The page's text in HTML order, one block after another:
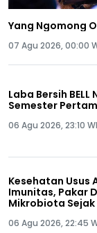
Yang Ngomong
07 Agu 2026, 00:00
Laba Bersih
Semester
06 Agu 2026, 23:10
Kesehatan Usus
Imunitas, Pakar
Mikrobiota Sejak
06 Agu 2026, 22:45